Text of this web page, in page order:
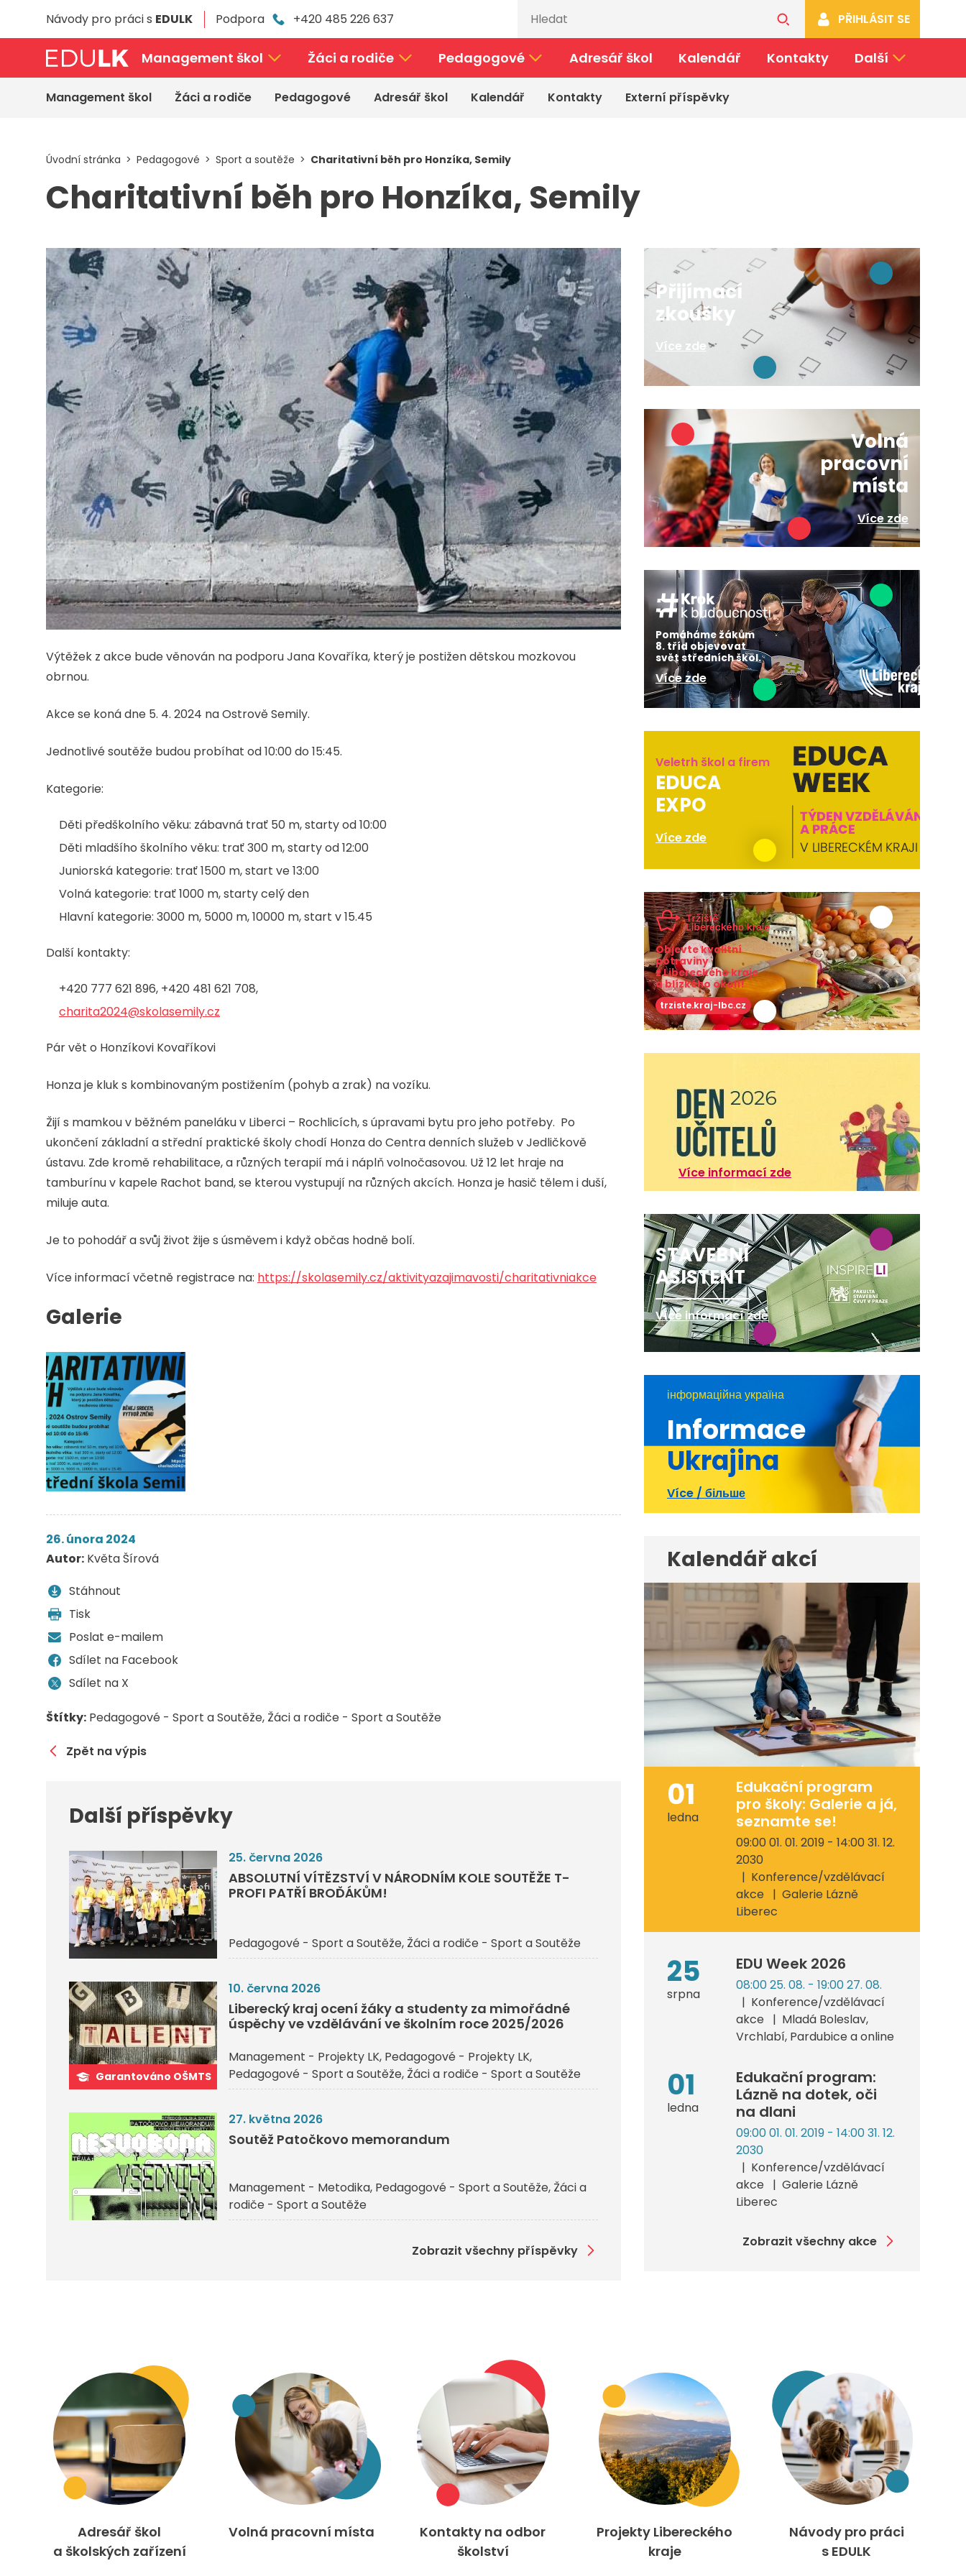
Návody pro práci s EDULK Podpora +420 485 226 637 PŘIHLÁSIT SE
Management škol Žáci a rodiče Pedagogové Adresář škol Kalendář Kontakty Další
Management škol Žáci a rodiče Pedagogové Adresář škol Kalendář Kontakty Externí příspěvky
Úvodní stránka Pedagogové Sport a soutěže Charitativní běh pro Honzíka, Semily
Charitativní běh pro Honzíka, Semily
Výtěžek z akce bude věnován na podporu Jana Kovaříka, který je postižen dětskou mozkovou
obrnou.
Akce se koná dne 5. 4. 2024 na Ostrově Semily.
Jednotlivé soutěže budou probíhat od 10:00 do 15:45.
Kategorie:
Děti předškolního věku: zábavná trať 50 m, starty od 10:00
Děti mladšího školního věku: trať 300 m, starty od 12:00
Juniorská kategorie: trať 1500 m, start ve 13:00
Volná kategorie: trať 1000 m, starty celý den
Hlavní kategorie: 3000 m, 5000 m, 10000 m, start v 15.45
Další kontakty:
+420 777 621 896, +420 481 621 708,
charita2024@skolasemily.cz
Pár vět o Honzíkovi Kovaříkovi
Honza je kluk s kombinovaným postižením (pohyb a zrak) na vozíku.
Žijí s mamkou v běžném paneláku v Liberci – Rochlicích, s úpravami bytu pro jeho potřeby. Po
ukončení základní a střední praktické školy chodí Honza do Centra denních služeb v Jedličkově
ústavu. Zde kromě rehabilitace, a různých terapií má i náplň volnočasovou. Už 12 let hraje na
tamburínu v kapele Rachot band, se kterou vystupují na různých akcích. Honza je hasič tělem i duší,
miluje auta.
Je to pohodář a svůj život žije s úsměvem i když občas hodně bolí.
Více informací včetně registrace na: https://skolasemily.cz/aktivityazajimavosti/charitativniakce
Galerie
26. února 2024
Autor: Květa Šírová
Stáhnout
Tisk
Poslat e-mailem
Sdílet na Facebook
Sdílet na X
Štítky: Pedagogové - Sport a Soutěže Žáci a rodiče - Sport a Soutěže
Zpět na výpis
Další příspěvky
25. června 2026
ABSOLUTNÍ VÍTĚZSTVÍ V NÁRODNÍM KOLE SOUTĚŽE T-
PROFI PATŘÍ BROĎÁKŮM!
Pedagogové - Sport a Soutěže Žáci a rodiče - Sport a Soutěže
Garantováno OŠMTS
10. června 2026
Liberecký kraj ocení žáky a studenty za mimořádné
úspěchy ve vzdělávání ve školním roce 2025/2026
Management - Projekty LK Pedagogové - Projekty LK
Pedagogové - Sport a Soutěže Žáci a rodiče - Sport a Soutěže
27. května 2026
Soutěž Patočkovo memorandum
Management - Metodika Pedagogové - Sport a Soutěže Žáci a
rodiče - Sport a Soutěže
Zobrazit všechny příspěvky
Přijímací
zkoušky
Více zde
Volná
pracovní
místa
Více zde
Pomáháme žákům
8. tříd objevovat
svět středních škol.
Více zde
Veletrh škol a firem
EDUCA
EXPO
Více zde
Objevte kvalitní
potraviny
z Libereckého kraje
a blízkého okolí!
trziste.kraj-lbc.cz
Více informací zde
STAVEBNÍ
ASISTENT
Více informací zde
інформаційна україна
Informace
Ukrajina
Více / більше
Kalendář akcí
01
ledna
Edukační program
pro školy: Galerie a já,
seznamte se!
09:00 01. 01. 2019 - 14:00 31. 12.
2030
Konference/vzdělávací
akce
Galerie Lázně
Liberec
25
srpna
EDU Week 2026
08:00 25. 08. - 19:00 27. 08.
Konference/vzdělávací
akce
Mladá Boleslav,
Vrchlabí, Pardubice a online
01
ledna
Edukační program:
Lázně na dotek, oči
na dlani
09:00 01. 01. 2019 - 14:00 31. 12.
2030
Konference/vzdělávací
akce
Galerie Lázně
Liberec
Zobrazit všechny akce
Adresář škol
a školských zařízení
Volná pracovní místa
Kontakty na odbor
školství
Projekty Libereckého
kraje
Návody pro práci
s EDULK